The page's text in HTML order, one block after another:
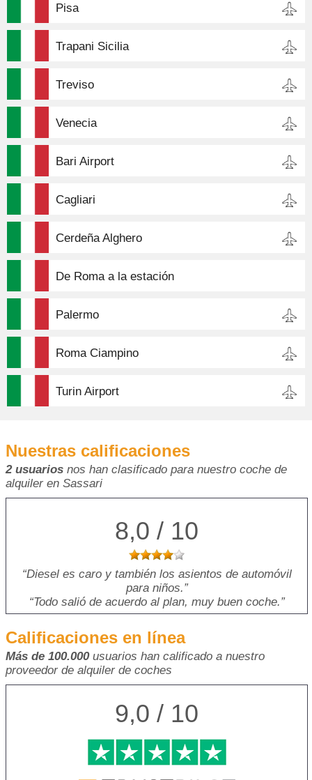
Pisa
Trapani Sicilia
Treviso
Venecia
Bari Airport
Cagliari
Cerdeña Alghero
De Roma a la estación
Palermo
Roma Ciampino
Turin Airport
Nuestras calificaciones
2 usuarios nos han clasificado para nuestro coche de
alquiler en Sassari
8,0 / 10
Diesel es caro y también los asientos de automóvil
para niños.
Todo salió de acuerdo al plan, muy buen coche.
Calificaciones en línea
Más de 100.000usuarios han calificado a nuestro
proveedor de alquiler de coches
9,0 / 10